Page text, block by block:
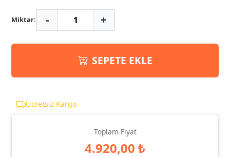
Miktar: - +
SEPETE EKLE
Ücretsiz Kargo
Toplam Fiyat
4.920,00 ₺